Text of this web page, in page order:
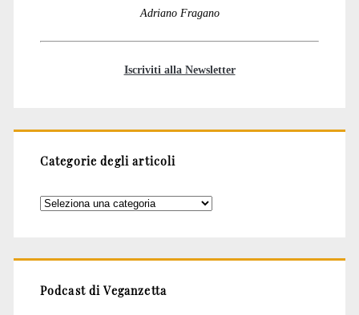
Adriano Fragano
Iscriviti alla Newsletter
Categorie degli articoli
Categorie
Podcast di Veganzetta